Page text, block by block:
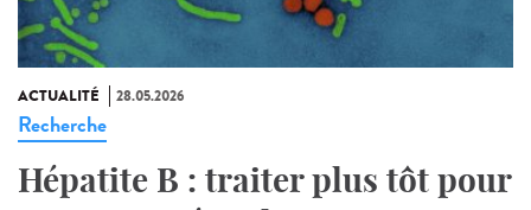
ACTUALITÉ 28.05.2026
Recherche
Hépatite B : traiter plus tôt pour